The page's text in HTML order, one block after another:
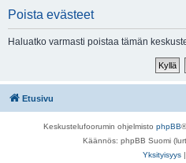
Poista evästeet
Haluatko varmasti poistaa tämän
Etusivu
Keskustelufoorumin ohjelmisto phpBB
Käännös: phpBB Suomi
Yksityisyys |